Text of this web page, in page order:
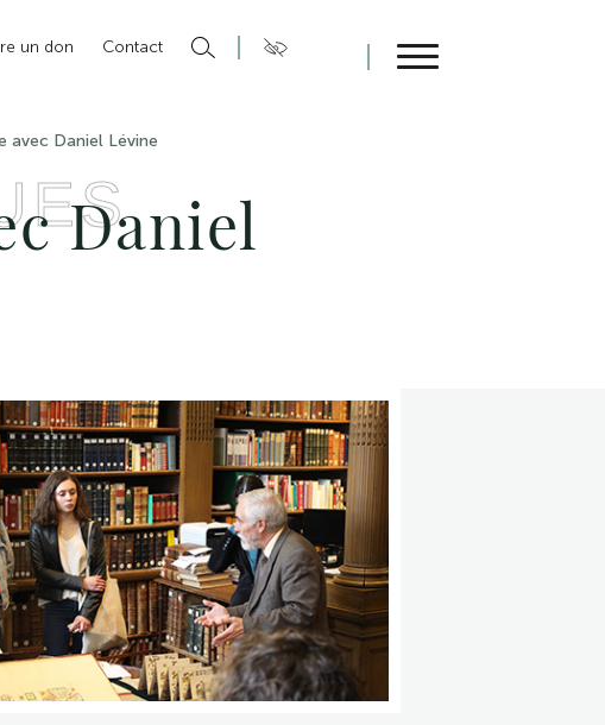
un don
Contact
avec Daniel Lévine
Daniel